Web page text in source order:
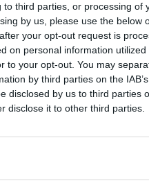
third parties, or processing of
by us, please use the below
your opt-out request is
on personal information
to your opt-out. You may
by third parties on the
disclosed by us to third parties
disclose it to other third parties.